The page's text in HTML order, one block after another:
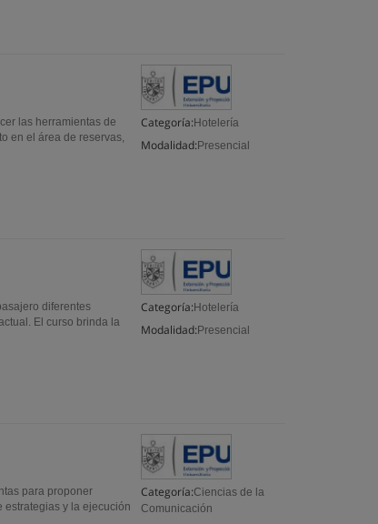
Categoría: Hotelería
Modalidad: Presencial
las herramientas de
en el área de reservas,
Categoría: Hotelería
Modalidad: Presencial
diferentes
El curso brinda la
Categoría:Ciencias de la
Comunicación
para proponer
estrategias y la ejecución